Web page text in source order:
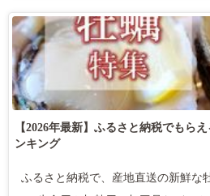
【2026年最新】ふるさと納税でもら
ンキング
ふるさと納税で、産地直送の新鮮な